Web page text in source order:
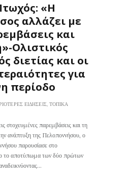
«Η
αλλάζει με
και
Ολιστικός
διετίας και οι
για
περίοδο
ΕΙΔΗΣΕΙΣ, ΤΟΠΙΚΑ
στοχευμένες παρεμβάσεις και τη
ανάπτυξη της Πελοποννήσου, ο
παρουσίασε στο
το αποτύπωμα των δύο πρώτων